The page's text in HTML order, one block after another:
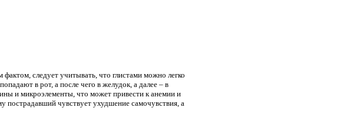
следует учитывать, что глистами можно легко
в рот, а после чего в желудок, а далее – в
и микроэлементы, что может привести к анемии и
пострадавший чувствует ухудшение самочувствия, а